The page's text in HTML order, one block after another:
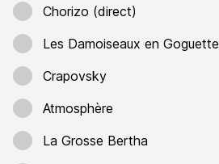
Chorizo (direct)
Les Damoiseaux en Goguette
Crapovsky
Atmosphère
La Grosse Bertha